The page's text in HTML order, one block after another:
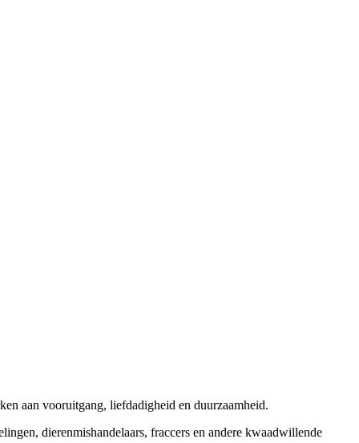
aan vooruitgang, liefdadigheid en duurzaamheid.
dierenmishandelaars, fraccers en andere kwaadwillende